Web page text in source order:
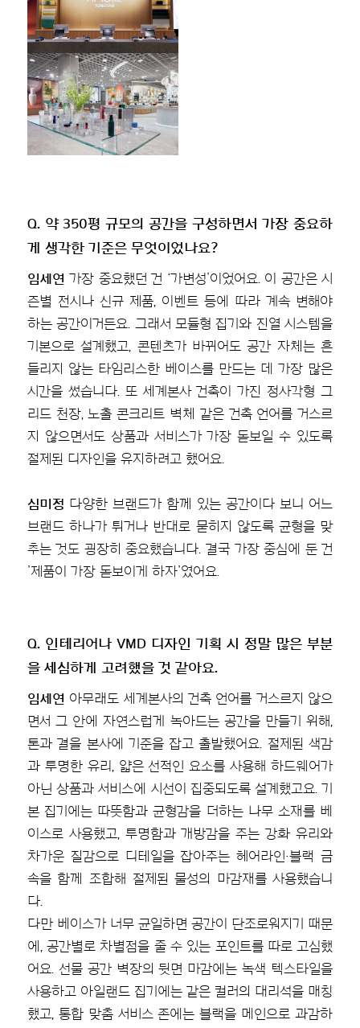
Q. 약 350평 규모의 공간을 구성하면서 가장 중요하
게 생각한 기준은 무엇이었나요?
임세연 가장 중요했던 건 ‘가변성’이었어요. 이 공간은 시
즌별 전시나 신규 제품, 이벤트 등에 따라 계속 변해야
하는 공간이거든요. 그래서 모듈형 집기와 진열 시스템을
기본으로 설계했고, 콘텐츠가 바뀌어도 공간 자체는 흔
들리지 않는 타임리스한 베이스를 만드는 데 가장 많은
시간을 썼습니다. 또 세계본사 건축이 가진 정사각형 그
리드 천장, 노출 콘크리트 벽체 같은 건축 언어를 거스르
지 않으면서도 상품과 서비스가 가장 돋보일 수 있도록
절제된 디자인을 유지하려고 했어요.
심미정 다양한 브랜드가 함께 있는 공간이다 보니 어느
브랜드 하나가 튀거나 반대로 묻히지 않도록 균형을 맞
추는 것도 굉장히 중요했습니다. 결국 가장 중심에 둔 건
’제품이 가장 돋보이게 하자’였어요.
Q. 인테리어나 VMD 디자인 기획 시 정말 많은 부분
을 세심하게 고려했을 것 같아요.
임세연 아무래도 세계본사의 건축 언어를 거스르지 않으
면서 그 안에 자연스럽게 녹아드는 공간을 만들기 위해,
톤과 결을 본사에 기준을 잡고 출발했어요. 절제된 색감
과 투명한 유리, 얇은 선적인 요소를 사용해 하드웨어가
아닌 상품과 서비스에 시선이 집중되도록 설계했고요. 기
본 집기에는 따뜻함과 균형감을 더하는 나무 소재를 베
이스로 사용했고, 투명함과 개방감을 주는 강화 유리와
차가운 질감으로 디테일을 잡아주는 헤어라인·블랙 금
속을 함께 조합해 절제된 물성의 마감재를 사용했습니
다.
다만 베이스가 너무 균일하면 공간이 단조로워지기 때문
에, 공간별로 차별점을 줄 수 있는 포인트를 따로 고심했
어요. 선물 공간 벽장의 뒷면 마감에는 녹색 텍스타일을
사용하고 아일랜드 집기에는 같은 컬러의 대리석을 매칭
했고, 통합 맞춤 서비스 존에는 블랙을 메인으로 과감하